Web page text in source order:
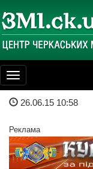
Toggle
navigation
26.06.15 10:58
Реклама